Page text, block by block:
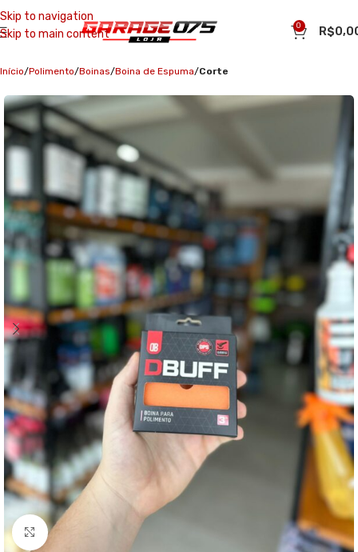
Skip to navigation
Skip to main content
0 R$
Início Polimento Boinas Boina de Espuma Corte
Clique para ampliar